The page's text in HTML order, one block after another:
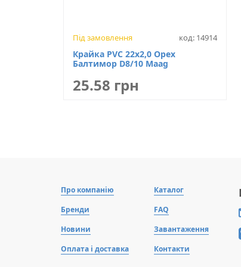
Під замовлення код: 14914
Крайка PVC 22х2,0 Орех
Балтимор D8/10 Maag
25.58 грн
Про компанію
Бренди
Новини
Оплата і доставка
Каталог
FAQ
Завантаження
Контакти